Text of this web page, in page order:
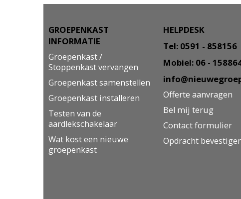
GROEPENKAST
INFORMATIE
Groepenkast /
Stoppenkast vervangen
Groepenkast samenstellen
Groepenkast installeren
Testen van de
aardlekschakelaar
Wat kost een nieuwe
groepenkast
HELPDESK
Tel: 0591 - 858156
Mobiel: 06 -
Offerte aanvragen
Bel mij terug
Contact formulier
Opdracht